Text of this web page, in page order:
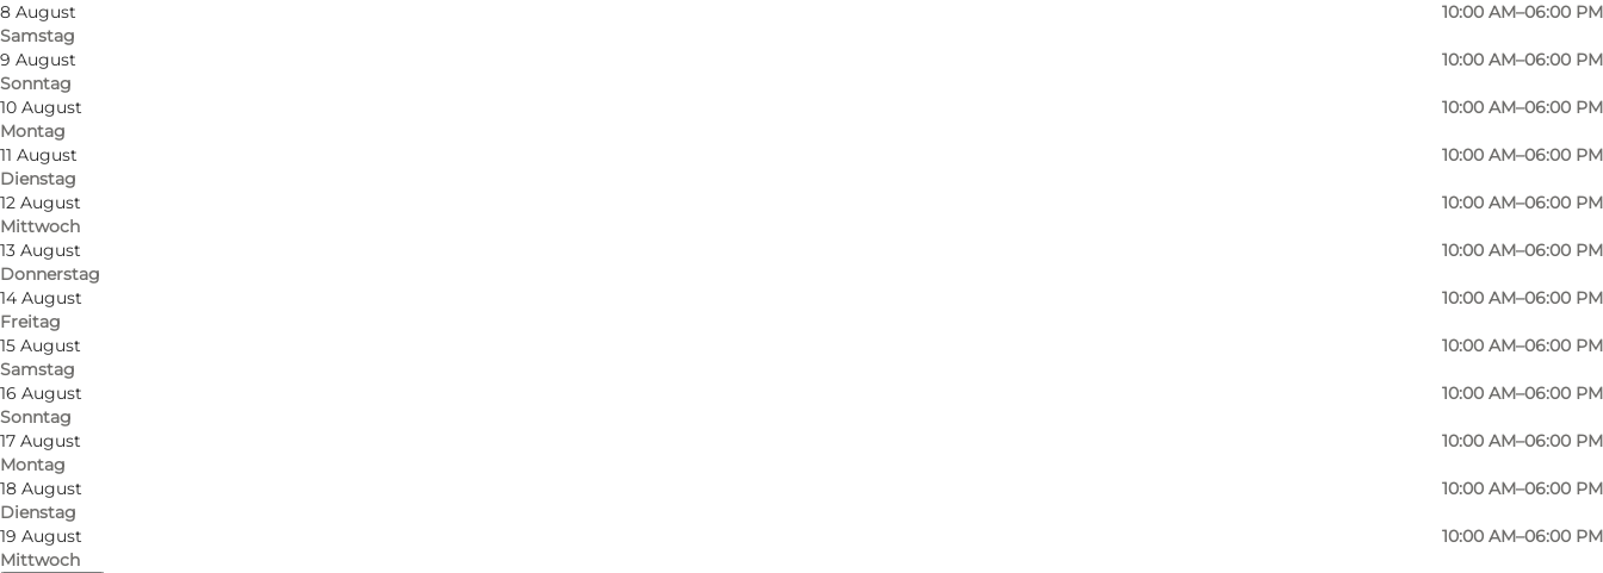
8 August
Samstag
10:00 AM–06:00 PM
9 August
Sonntag
10:00 AM–06:00 PM
10 August
Montag
10:00 AM–06:00 PM
11 August
Dienstag
10:00 AM–06:00 PM
12 August
Mittwoch
10:00 AM–06:00 PM
13 August
Donnerstag
10:00 AM–06:00 PM
14 August
Freitag
10:00 AM–06:00 PM
15 August
Samstag
10:00 AM–06:00 PM
16 August
Sonntag
10:00 AM–06:00 PM
17 August
Montag
10:00 AM–06:00 PM
18 August
Dienstag
10:00 AM–06:00 PM
19 August
Mittwoch
10:00 AM–06:00 PM